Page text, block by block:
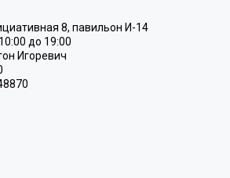
8, павильон И-14
до 19:00
Игоревич